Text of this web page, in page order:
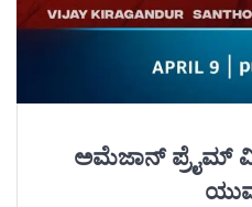
ಅಮೆಜಾನ್‌ ಪ್ರೈಮ್‌